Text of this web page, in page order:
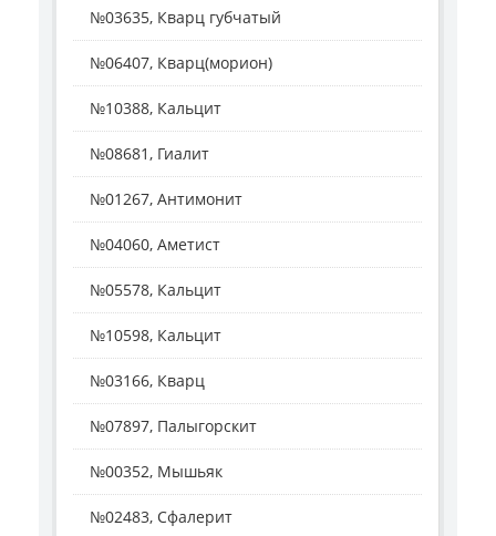
№03635, Кварц губчатый
№06407, Кварц(морион)
№10388, Кальцит
№08681, Гиалит
№01267, Антимонит
№04060, Аметист
№05578, Кальцит
№10598, Кальцит
№03166, Кварц
№07897, Палыгорскит
№00352, Мышьяк
№02483, Сфалерит